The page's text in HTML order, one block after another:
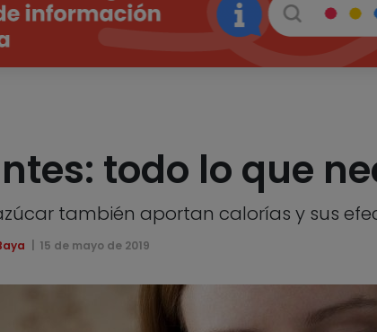
todo lo que
también aportan calorías y sus
15 de mayo de 2019